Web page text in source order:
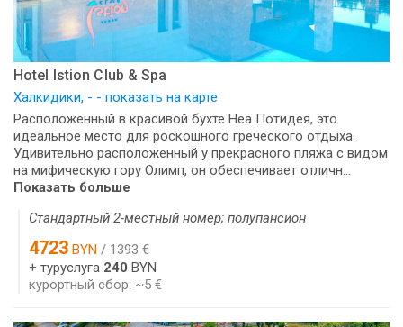
Hotel Istion Club & Spa
Халкидики, - - показать на карте
Расположенный в красивой бухте Неа Потидея, это
идеальное место для роскошного греческого отдыха.
Удивительно расположенный у прекрасного пляжа с видом
на мифическую гору Олимп, он обеспечивает отличн...
Показать больше
Стандартный 2-местный номер; полупансион
4723 BYN / 1393 €
+ туруслуга 240 BYN
курортный сбор: ~5 €